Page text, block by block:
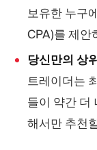
보유한 누구
CPA)를 제안
당신만의 상
트레이더는
들이 약간 더
해서만 추천